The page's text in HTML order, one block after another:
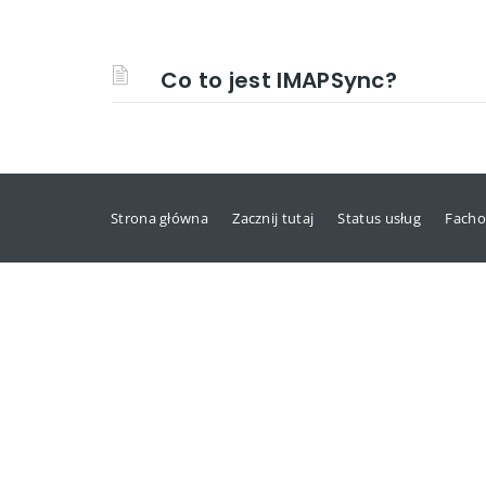
Co to jest IMAPSync?
Strona główna Zacznij tutaj Status usług